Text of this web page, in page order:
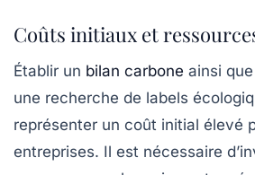
Coûts initiaux et
Établir un bilan carbone ainsi que
une recherche de labels
représenter un coût initial élevé
entreprises. Il est nécessaire